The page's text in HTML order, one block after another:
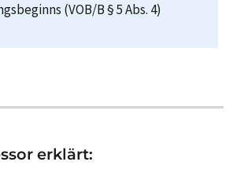
(VOB/B § 5 Abs. 4)
erklärt: